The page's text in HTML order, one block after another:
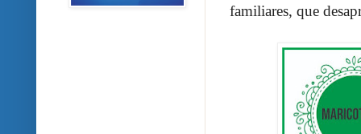
familiares, que